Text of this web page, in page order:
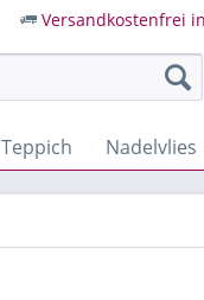
Versandkostenfrei
Teppich Nadelvlies